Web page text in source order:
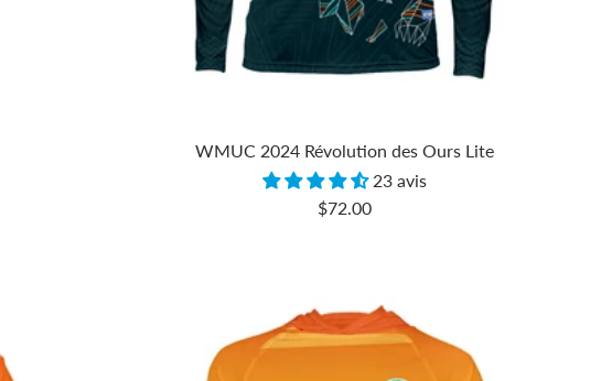
WMUC 2024 Révolution des Ours Lite
23 avis
Prix
$72.00